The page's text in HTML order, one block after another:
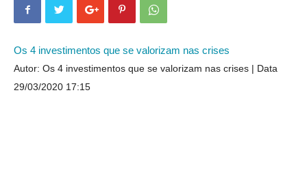
Os 4 investimentos que se valorizam nas crises
Autor: Os 4 investimentos que se valorizam nas crises
Data
29/03/2020 17:15